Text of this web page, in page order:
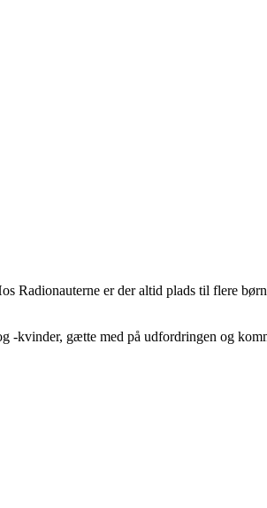
Radionauterne er der altid plads til flere
-kvinder, gætte med på udfordringen og